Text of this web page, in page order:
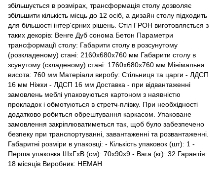
збільшується в розмірах, трансформація столу дозволяє
збільшити кількість місць до 12 осіб, а дизайн столу підходить
для більшості інтер'єрних рішень. Стіл ГРОН виготовляється з
таких декорів: Венге Дуб сонома Бетон Параметри
трансформації столу: Габарити столу в розсунутому
(розкладеному) стані: 2160х680х760 мм Габарити столу в
зсунутому (складеному) стані: 1760х680х760 мм Мінімальна
висота: 760 мм Матеріали виробу: Стільниця та царги - ЛДСП
16 мм Ніжки - ЛДСП 16 мм Доставка - при відвантаженні
замовлень меблі упаковуються картоном з наявністю
прокладок і обмотуються в стретч-плівку. При необхідності
додатково робиться обрештування каркасом. Упаковане
замовлення закріплюватиметься так, щоб було забезпечено
безпеку при транспортуванні, завантаженні та розвантаженні.
Габаритні розміри в упаковці: - Кількість упаковок (шт): 1 -
Перша упаковка ШхГхВ (см): 70х90х9 - Вага (кг): 32 Гарантія:
18 місяців Виробник: НЕМАН